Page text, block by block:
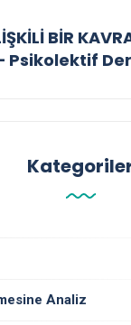
BİR
– Psikolektif
Analiz